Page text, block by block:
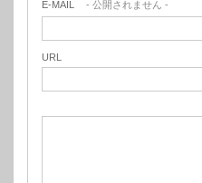
E-MAIL - 公開されません -
URL